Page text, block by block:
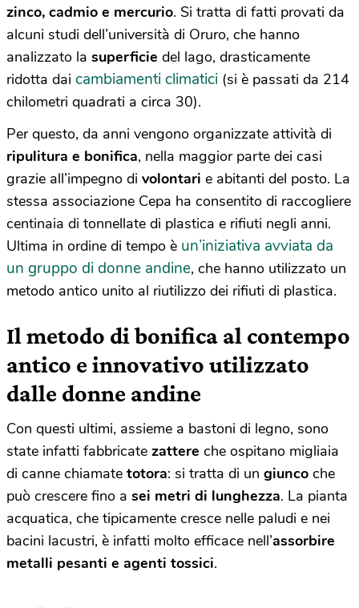
zinco, cadmio e mercurio. Si tratta di fatti provati da
alcuni studi dell’università di Oruro, che hanno
analizzato la superficie del lago, drasticamente
ridotta dai cambiamenti climatici (si è passati da 214
chilometri quadrati a circa 30).
Per questo, da anni vengono organizzate attività di
ripulitura e bonifica, nella maggior parte dei casi
grazie all’impegno di volontari e abitanti del posto. La
stessa associazione Cepa ha consentito di raccogliere
centinaia di tonnellate di plastica e rifiuti negli anni.
Ultima in ordine di tempo è un’iniziativa avviata da
un gruppo di donne andine, che hanno utilizzato un
metodo antico unito al riutilizzo dei rifiuti di plastica.
Il metodo di bonifica al contempo
antico e innovativo utilizzato
dalle donne andine
Con questi ultimi, assieme a bastoni di legno, sono
state infatti fabbricate zattere che ospitano migliaia
di canne chiamate totora: si tratta di un giunco che
può crescere fino a sei metri di lunghezza. La pianta
acquatica, che tipicamente cresce nelle paludi e nei
bacini lacustri, è infatti molto efficace nell’assorbire
metalli pesanti e agenti tossici.